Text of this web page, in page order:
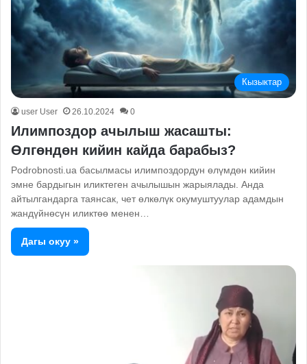
Кызыктар
user User 26.10.2024 0
Илимпоздор ачылыш жасашты:
Өлгөндөн кийин кайда барабыз?
Рodrobnosti.ua басылмасы илимпоздордун өлүмдөн кийин
эмне бардыгын иликтеген ачылышын жарыялады. Анда
айтылгандарга таянсак, чет өлкөлүк окумуштуулар адамдын
жандүйнөсүн иликтөө менен…
Дагы окуу »